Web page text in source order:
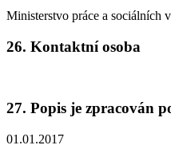
Ministerstvo práce a sociálních
26. Kontaktní osoba
27. Popis je zpracován
01.01.2017